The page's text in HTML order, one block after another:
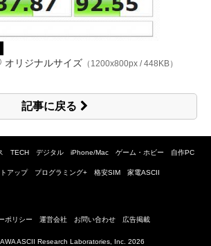
オリジナルサイズ （1200x800px / 448KB）
記事に戻る
TECH デジタル iPhone/Mac ゲーム・ホビー 自作PC
アップ プログラミング+ 格安SIM 家電ASCII
ポリシー 運営会社 お問い合わせ 広告掲載
ASCII Research Laboratories, Inc. 2026